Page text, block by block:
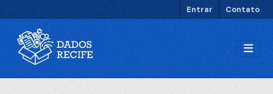
Entrar Contato